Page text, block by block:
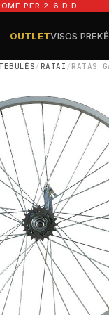
PER 2–6 D.D.
OUTLETVISOS
/RATAI /RATAS